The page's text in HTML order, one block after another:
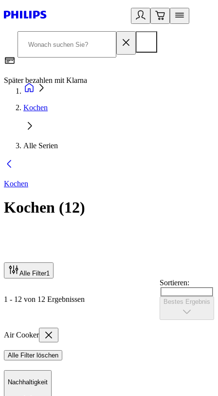
Später bezahlen mit Klarna
Kochen
Alle Serien
Kochen
Kochen (12)
Alle Filter1
1 - 12 von 12 Ergebnissen
Sortieren:
Bestes Ergebnis
Air Cooker
Alle Filter löschen
Nachhaltigkeit